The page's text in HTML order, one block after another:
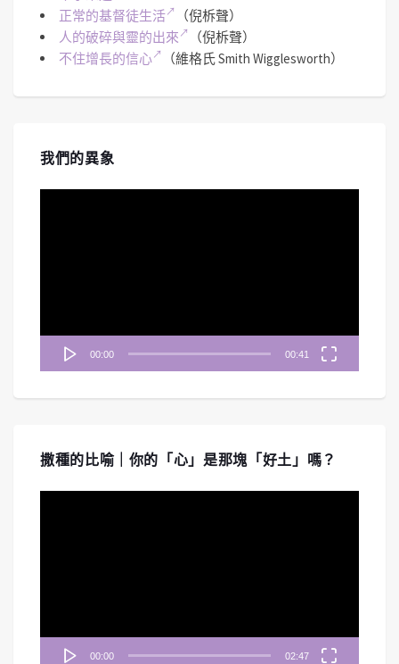
正常的基督徒生活
（倪柝聲）
人的破碎與靈的出來
（倪柝聲）
不住增長的信心
（維格氏 Smith Wigglesworth）
我們的異象
00:00 00:41
撒種的比喻｜你的「心」是那塊「好土」嗎？
00:00 02:47